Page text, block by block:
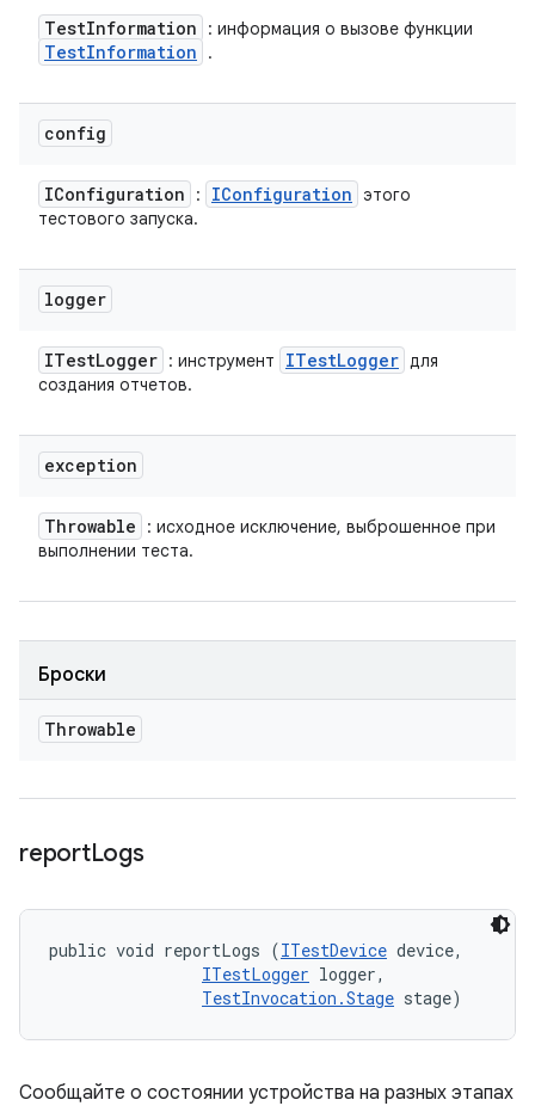
TestInformation : информация о вызове функции
TestInformation .
config
IConfiguration : IConfiguration
этого
тестового запуска.
logger
ITestLogger : инструмент ITestLogger для
создания отчетов.
exception
Throwable
: исходное исключение, выброшенное при
выполнении теста.
Броски
Throwable
reportLogs
public void reportLogs (ITestDevice device,
ITestLogger logger,
TestInvocation.Stage stage)
Сообщайте о состоянии устройства на разных этапах